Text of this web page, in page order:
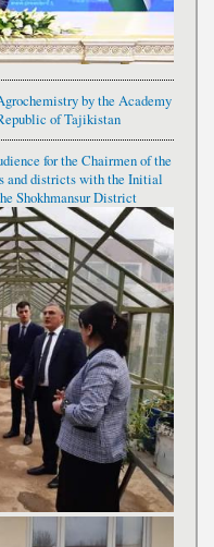
by the Academy
of Tajikistan
for the Chairmen of the
and districts with the Initial
Shokhmansur District